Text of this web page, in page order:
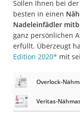
Sollen Ihnen bei
besten in einen
Nadeleinfädler
ganz persönlichen
erfüllt. Überzeugt
Edition 2020* mit
Overlock-
Veritas-